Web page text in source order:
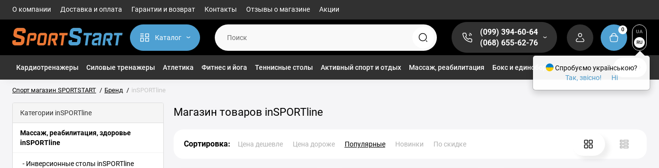
О компании Доставка и оплата Гарантии и возврат Контакты Отзывы о магазине Акции
Каталог
(099) 394-60-64
(068) 655-62-76
0
UA
RU
Кардиотренажеры Силовые тренажеры Атлетика Фитнес и йога Теннисные столы Активный спорт и отдых Массаж, реабилитация Бокс и единоборства 1/2
Спорт магазин SPORTSTART Бренд inSPORTline
Категории inSPORTline
Массаж, реабилитация, здоровье
inSPORTline
- Инверсионные столы inSPORTline
Магазин товаров inSPORTline
Сортировка: Цена дешевле Цена дороже Популярные Новинки По скидке
Спробуємо українською?
Так, звісно!
Ні